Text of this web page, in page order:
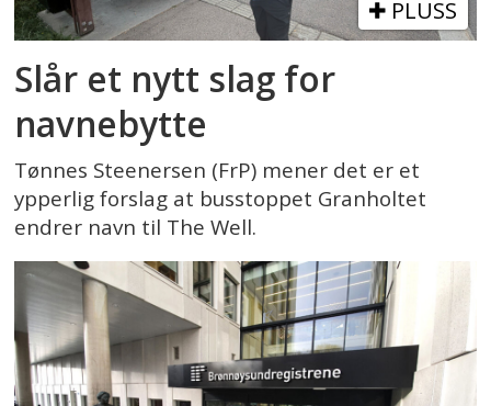
PLUSS
Slår et nytt slag for
navnebytte
Tønnes Steenersen (FrP) mener det er et
ypperlig forslag at busstoppet Granholtet
endrer navn til The Well.